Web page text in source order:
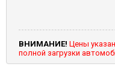
ВНИМАНИЕ! Цены
полной загрузки